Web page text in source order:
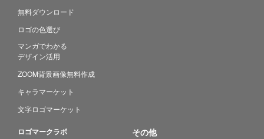
無料ダウンロード
ロゴの色選び
マンガでわかる
デザイン活用
ZOOM背景画像無料作成
キャラマーケット
文字ロゴマーケット
ロゴマークラボ その他